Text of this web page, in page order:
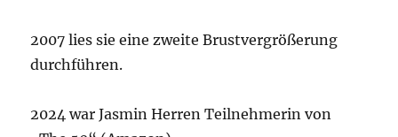
2007 lies sie eine zweite Brustvergrößerung
durchführen.
2024 war Jasmin Herren Teilnehmerin von